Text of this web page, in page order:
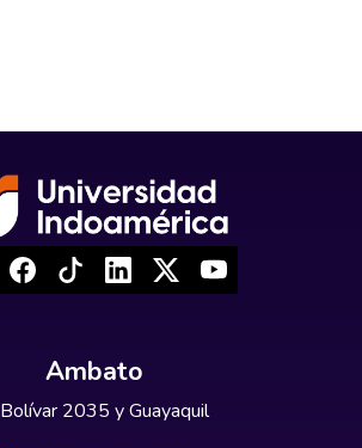
Ambato
Bolívar 2035 y Guayaquil